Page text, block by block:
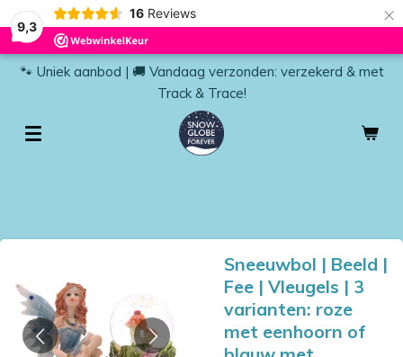
9,3
16 Reviews ×
🐾 Uniek aanbod | 🚚 Vandaag verzonden: verzekerd & met
Track & Trace!
Sneeuwbol | Beeld |
Fee | Vleugels | 3
varianten: roze
met eenhoorn of